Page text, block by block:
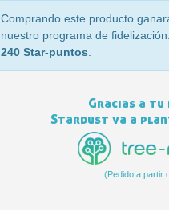
Comprando este producto
nuestro programa de
240 Star-puntos
Gracias a tu
Stardust va a
(Pedido a partir